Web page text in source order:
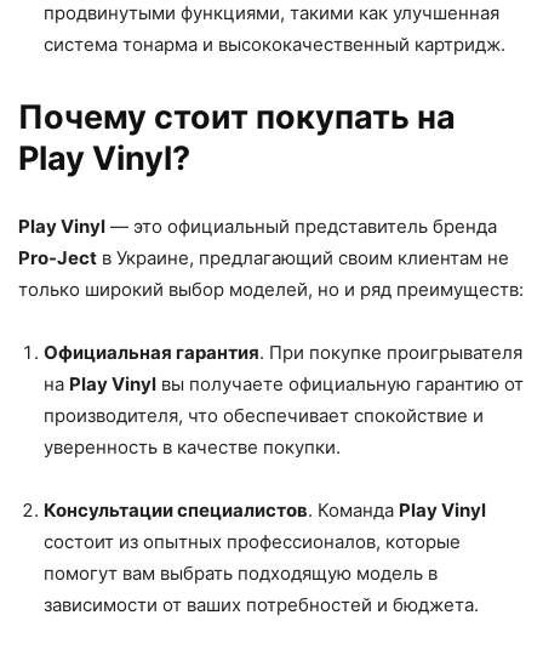
продвинутыми функциями, такими как улучшенная
система тонарма и высококачественный картридж.
Почему стоит покупать на
Play Vinyl?
Play Vinyl — это официальный представитель бренда
Pro-Ject в Украине, предлагающий своим клиентам не
только широкий выбор моделей, но и ряд преимуществ:
Официальная гарантия. При покупке проигрывателя
на Play Vinyl вы получаете официальную гарантию от
производителя, что обеспечивает спокойствие и
уверенность в качестве покупки.
Консультации специалистов. Команда Play Vinyl
состоит из опытных профессионалов, которые
помогут вам выбрать подходящую модель в
зависимости от ваших потребностей и бюджета.